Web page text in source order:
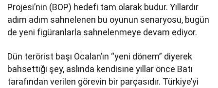
Projesi’nin (BOP) hedefi tam olarak budur. Yıllardır
adım adım sahnelenen bu oyunun senaryosu, bugün
de yeni figüranlarla sahnelenmeye devam ediyor.
Dün terörist başı Öcalan’ın “yeni dönem” diyerek
bahsettiği şey, aslında kendisine yıllar önce Batı
tarafından verilen görevin bir parçasıdır. Türkiye’yi